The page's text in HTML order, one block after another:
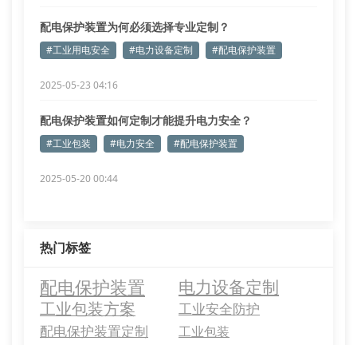
配电保护装置为何必须选择专业定制？
#工业用电安全 #电力设备定制 #配电保护装置
2025-05-23 04:16
配电保护装置如何定制才能提升电力安全？
#工业包装 #电力安全 #配电保护装置
2025-05-20 00:44
热门标签
配电保护装置 电力设备定制
工业包装方案
工业安全防护
配电保护装置定制
工业包装